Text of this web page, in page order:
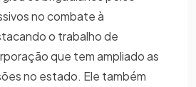
no combate à
o trabalho de
que tem ampliado as
no estado. Ele também